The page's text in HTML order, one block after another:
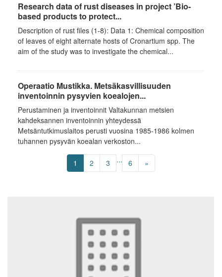
Research data of rust diseases in project ’Bio-
based products to protect...
Description of rust files (1-8): Data 1: Chemical composition
of leaves of eight alternate hosts of Cronartium spp. The
aim of the study was to investigate the chemical...
Operaatio Mustikka. Metsäkasvillisuuden
inventoinnin pysyvien koealojen...
Perustaminen ja inventoinnit Valtakunnan metsien
kahdeksannen inventoinnin yhteydessä
Metsäntutkimuslaitos perusti vuosina 1985-1986 kolmen
tuhannen pysyvän koealan verkoston...
1 2 3 ... 6 »